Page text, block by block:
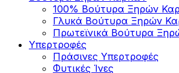
100% Βούτυρα Ξηρών
Γλυκά Βούτυρα Ξηρών
Πρωτεϊνικά Βούτυρα
Υπερτροφές
Πράσινες Υπερτροφές
Φυτικές Ίνες